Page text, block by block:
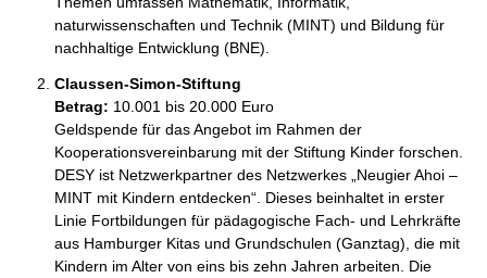
naturwissenschaften und Technik (MINT) und Bildung für
nachhaltige Entwicklung (BNE).
Claussen-Simon-Stiftung
Betrag: 10.001 bis 20.000 Euro
Geldspende für das Angebot im Rahmen der
Kooperationsvereinbarung mit der Stiftung Kinder forschen.
DESY ist Netzwerkpartner des Netzwerkes „Neugier Ahoi –
MINT mit Kindern entdecken“. Dieses beinhaltet in erster
Linie Fortbildungen für pädagogische Fach- und Lehrkräfte
aus Hamburger Kitas und Grundschulen (Ganztag), die mit
Kindern im Alter von eins bis zehn Jahren arbeiten. Die